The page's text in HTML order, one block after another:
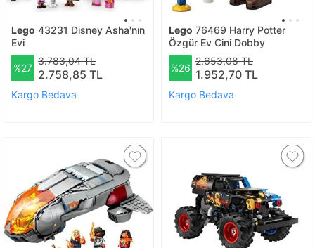
Lego 43231 Disney Asha'nın
Evi
%27
3.783,04 TL
2.758,85 TL
Kargo Bedava
Lego 76469 Harry Potter
Özgür Ev Cini Dobby
%26
2.653,08 TL
1.952,70 TL
Kargo Bedava